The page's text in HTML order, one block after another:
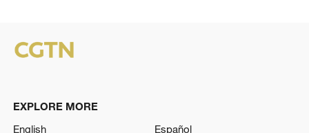
EXPLORE MORE
English
Español